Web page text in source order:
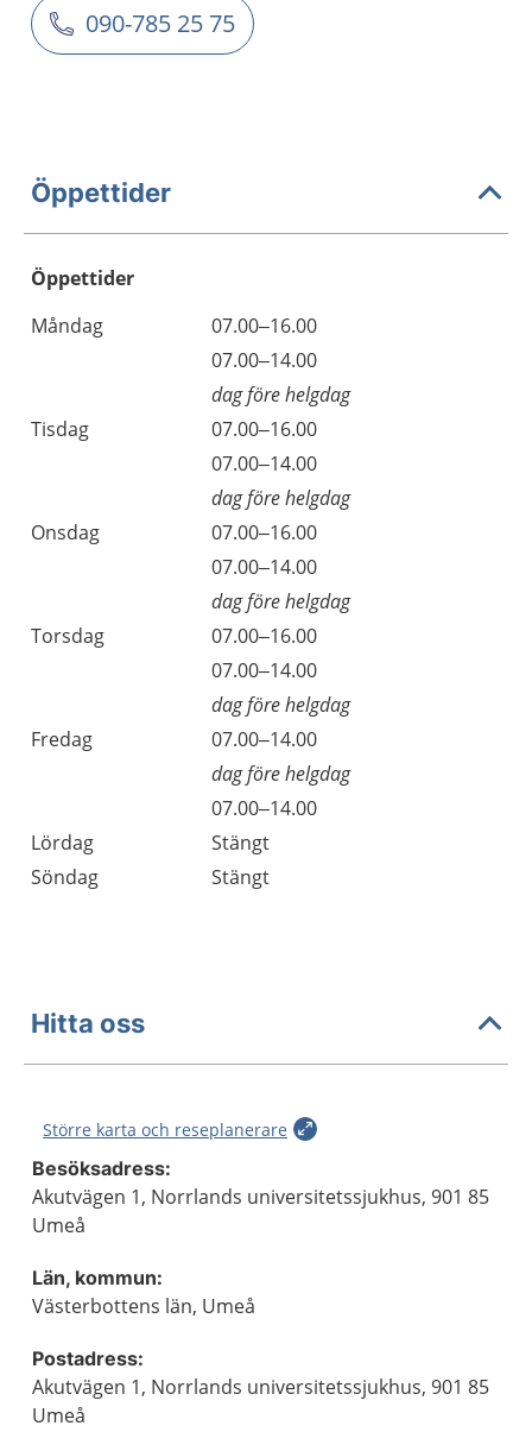
090-785 25 75
Öppettider
Öppettider
Dag
Öppettider
Kommentarer
Måndag
07.00–16.00
07.00–14.00
dag före helgdag
Tisdag
07.00–16.00
07.00–14.00
dag före helgdag
Onsdag
07.00–16.00
07.00–14.00
dag före helgdag
Torsdag
07.00–16.00
07.00–14.00
dag före helgdag
Fredag
07.00–14.00
dag före helgdag
07.00–14.00
Lördag
Stängt
Söndag
Stängt
Hitta oss
Större karta och reseplanerare
Besöksadress:
Akutvägen 1, Norrlands universitetssjukhus, 901 85
Umeå
Län, kommun:
Västerbottens län, Umeå
Postadress:
Akutvägen 1, Norrlands universitetssjukhus, 901 85
Umeå